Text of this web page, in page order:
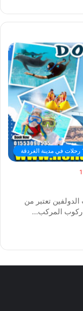
تعتبر من
ركوب المركب…